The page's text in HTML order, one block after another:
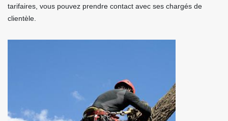
tarifaires, vous pouvez prendre contact avec ses chargés de
clientèle.